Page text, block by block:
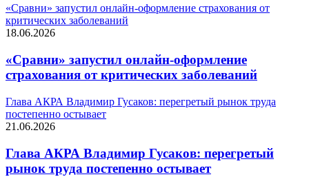
«Сравни» запустил онлайн-оформление страхования от
критических заболеваний
18.06.2026
«Сравни» запустил онлайн-оформление
страхования от критических заболеваний
Глава АКРА Владимир Гусаков: перегретый рынок труда
постепенно остывает
21.06.2026
Глава АКРА Владимир Гусаков: перегретый
рынок труда постепенно остывает